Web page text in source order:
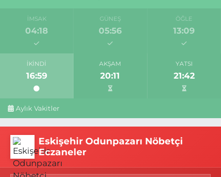
İMSAK
04:18
GÜNEŞ
05:56
ÖĞLE
13:09
İKINDI
16:59
AKŞAM
20:11
YATSI
21:42
Aylık Vakitler
Eskişehir Odunpazarı Nöbetçi
Eczaneler